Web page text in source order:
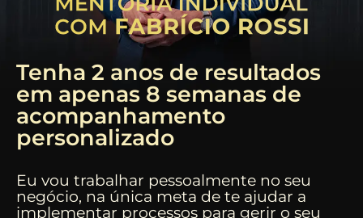
Tenha 2 anos de resultados
em apenas 8 semanas de
acompanhamento
personalizado
Eu vou trabalhar pessoalmente no seu
negócio, na única meta de te ajudar a
implementar processos para gerir o seu